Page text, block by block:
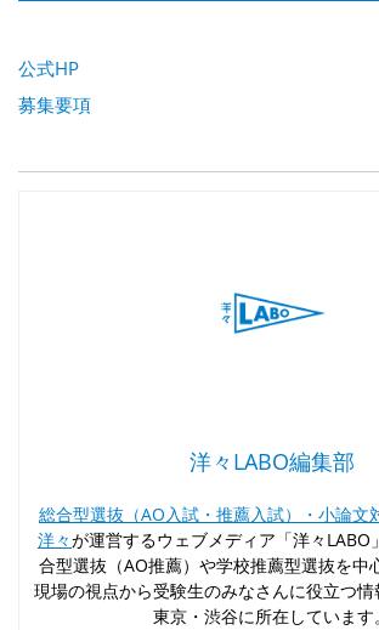
公式HP
募集要項
洋々LABO編集部
総合型選抜（AO入試・推薦入試）・小論文
洋々が運営するウェブメディア「洋々LABO
合型選抜（AO推薦）や学校推薦型選抜を中
現場の視点から受験生のみなさんに役立つ情
東京・渋谷に所在しています。